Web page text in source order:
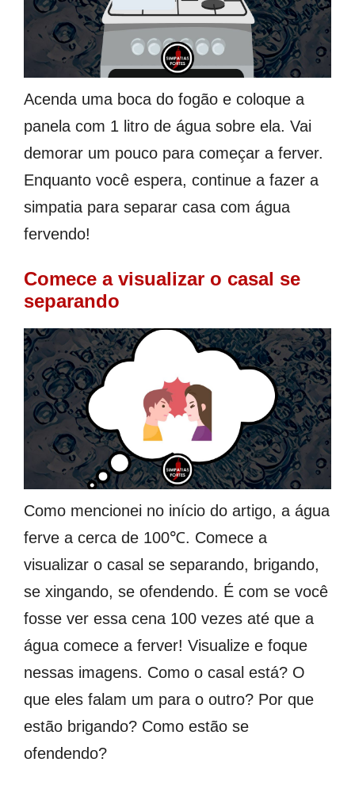
Acenda uma boca do fogão e coloque a
panela com 1 litro de água sobre ela. Vai
demorar um pouco para começar a ferver.
Enquanto você espera, continue a fazer a
simpatia para separar casa com água
fervendo!
Comece a visualizar o casal se
separando
Como mencionei no início do artigo, a água
ferve a cerca de 100℃. Comece a
visualizar o casal se separando, brigando,
se xingando, se ofendendo. É com se você
fosse ver essa cena 100 vezes até que a
água comece a ferver! Visualize e foque
nessas imagens. Como o casal está? O
que eles falam um para o outro? Por que
estão brigando? Como estão se
ofendendo?